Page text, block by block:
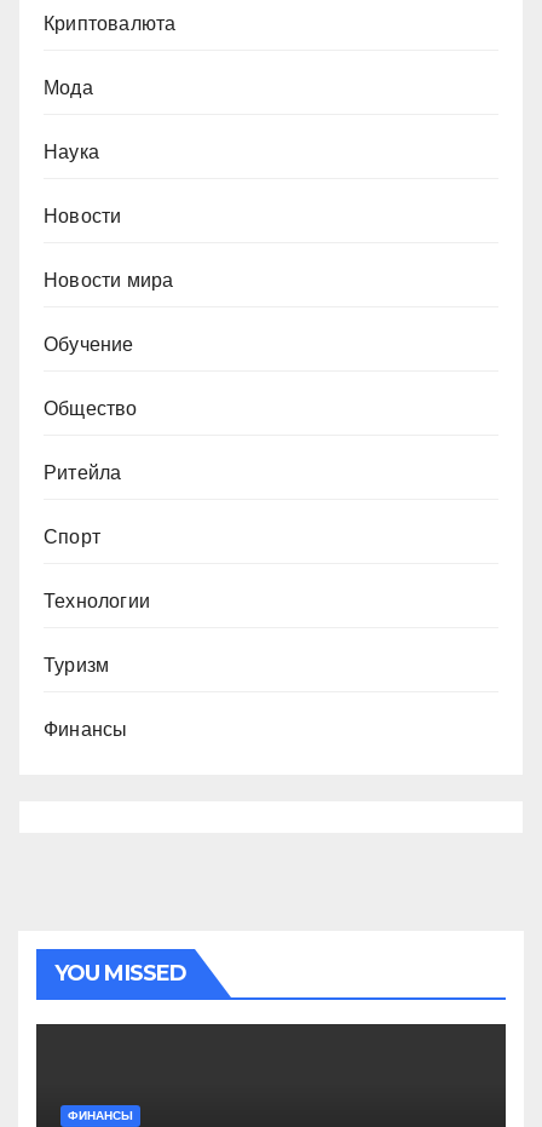
Криптовалюта
Мода
Наука
Новости
Новости мира
Обучение
Общество
Ритейла
Спорт
Технологии
Туризм
Финансы
YOU MISSED
ФИНАНСЫ